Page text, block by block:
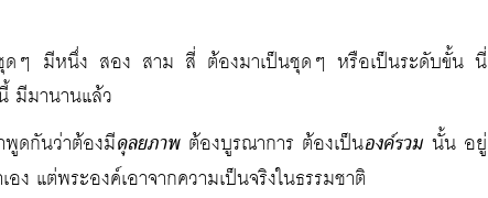
นชุดๆ มีหนึ่ง สอง สาม สี่ ต้องมาเป็นชุดๆ หรือเป็นระดับขั้น นี่
มีมานานแล้ว
พูดกันว่าต้องมีดุลยภาพต้องบูรณาการ ต้องเป็นองค์รวมนั้น อยู่
ง แต่พระองค์เอาจากความเป็นจริงในธรรมชาติ